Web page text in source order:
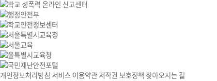
개인정보처리방침 서비스 이용약관저작권 보호정책 찾아오시는 길